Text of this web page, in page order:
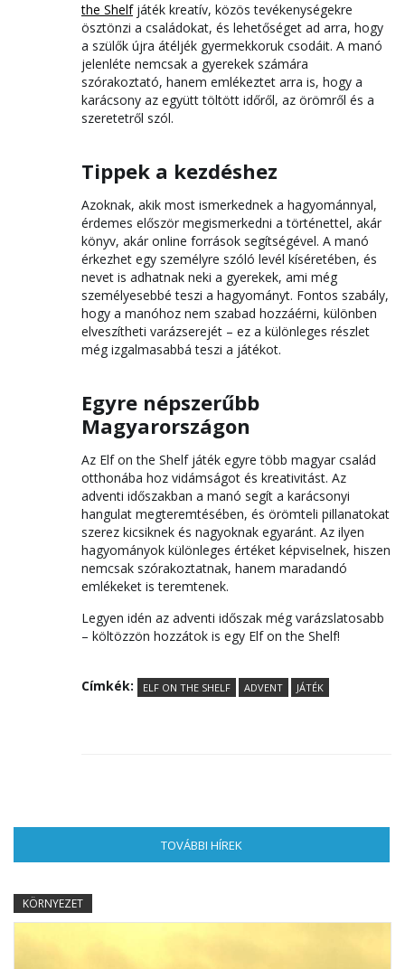
the Shelfjáték kreatív, közös tevékenységekre
ösztönzi a családokat, és lehetőséget ad arra, hogy
a szülők újra átéljék gyermekkoruk csodáit. A manó
jelenléte nemcsak a gyerekek számára
szórakoztató, hanem emlékeztet arra is, hogy a
karácsony az együtt töltött időről, az örömről és a
szeretetről szól.
Tippek a kezdéshez
Azoknak, akik most ismerkednek a hagyománnyal,
érdemes először megismerkedni a történettel, akár
könyv, akár online források segítségével. A manó
érkezhet egy személyre szóló levél kíséretében, és
nevet is adhatnak neki a gyerekek, ami még
személyesebbé teszi a hagyományt. Fontos szabály,
hogy a manóhoz nem szabad hozzáérni, különben
elveszítheti varázserejét – ez a különleges részlet
még izgalmasabbá teszi a játékot.
Egyre népszerűbb
Magyarországon
Az Elf on the Shelf játék egyre több magyar család
otthonába hoz vidámságot és kreativitást. Az
adventi időszakban a manó segít a karácsonyi
hangulat megteremtésében, és örömteli pillanatokat
szerez kicsiknek és nagyoknak egyaránt. Az ilyen
hagyományok különleges értéket képviselnek, hiszen
nemcsak szórakoztatnak, hanem maradandó
emlékeket is teremtenek.
Legyen idén az adventi időszak még varázslatosabb
– költözzön hozzátok is egy Elf on the Shelf!
Címkék: ELF ON THE SHELF ADVENT JÁTÉK
TOVÁBBI HÍREK
KÖRNYEZET